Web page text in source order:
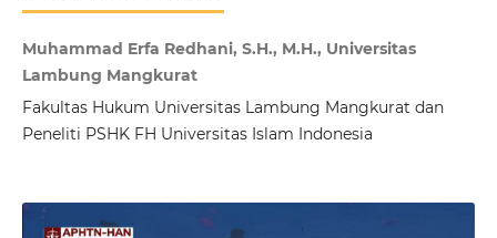
Muhammad Erfa Redhani, S.H., M.H., Universitas
Lambung Mangkurat
Fakultas Hukum Universitas Lambung Mangkurat dan
Peneliti PSHK FH Universitas Islam Indonesia